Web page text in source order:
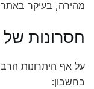
מהירה, בעיקר באתרי
חסרונות של
על אף היתרונות
בחשבון: